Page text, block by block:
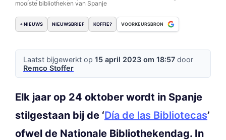
mooiste bibliotheken van Spanje
+ NIEUWS NIEUWSBRIEF KOFFIE? VOORKEURSBRON
Laatst bijgewerkt op 15 april 2023 om 18:57 door
Remco Stoffer
Elk jaar op 24 oktober wordt in Spanje
stilgestaan bij de ‘Día de las Bibliotecas’
ofwel de Nationale Bibliothekendag. In